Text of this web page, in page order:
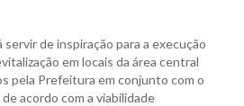
de inspiração para a execução
em locais da área central
pela Prefeitura em conjunto com o
acordo com a viabilidade